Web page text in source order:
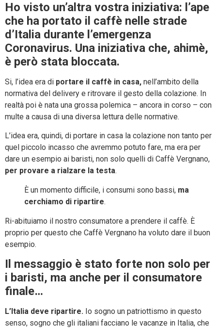
Ho visto un’altra vostra iniziativa: l’ape
che ha portato il caffè nelle strade
d’Italia durante l’emergenza
Coronavirus. Una iniziativa che, ahimè,
è però stata bloccata.
Si, l’idea era di portare il caffè in casa, nell’ambito della
normativa del delivery e ritrovare il gesto della colazione. In
realtà poi è nata una grossa polemica – ancora in corso – con
multe a causa di una diversa lettura delle normative.
L’idea era, quindi, di portare in casa la colazione non tanto per
quel piccolo incasso che avremmo potuto fare, ma era per
dare un esempio ai baristi, non solo quelli di Caffè Vergnano,
per provare a rialzare la testa.
È un momento difficile, i consumi sono bassi, ma
cerchiamo di ripartire.
Ri-abituiamo il nostro consumatore a prendere il caffè. È
proprio per questo che Caffè Vergnano ha voluto dare il buon
esempio.
Il messaggio è stato forte non solo per
i baristi, ma anche per il consumatore
finale…
L’Italia deve ripartire. Io sogno un patriottismo in questo
senso, sogno che gli italiani facciano le vacanze in Italia, che